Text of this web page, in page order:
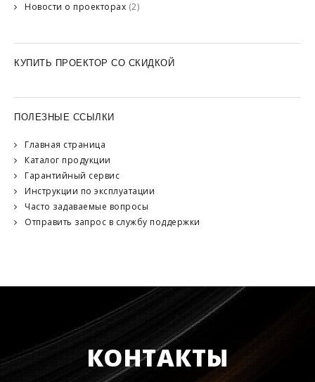
Новости о проекторах (2)
КУПИТЬ ПРОЕКТОР СО СКИДКОЙ
ПОЛЕЗНЫЕ ССЫЛКИ
Главная страница
Каталог продукции
Гарантийный сервис
Инструкции по эксплуатации
Часто задаваемые вопросы
Отправить запрос в службу поддержки
КОНТАКТЫ